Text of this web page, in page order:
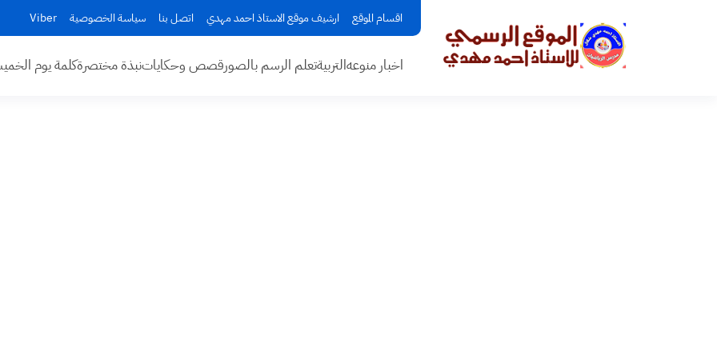
اقسام الموقع ارشيف موقع الاستاذ احمد مهدي اتصل بنا سياسة الخصوصية Viber
اخبار منوعهالتربيةتعلم الرسم بالصورقصص وحكاياتنبذة مختصرةكلمة يوم